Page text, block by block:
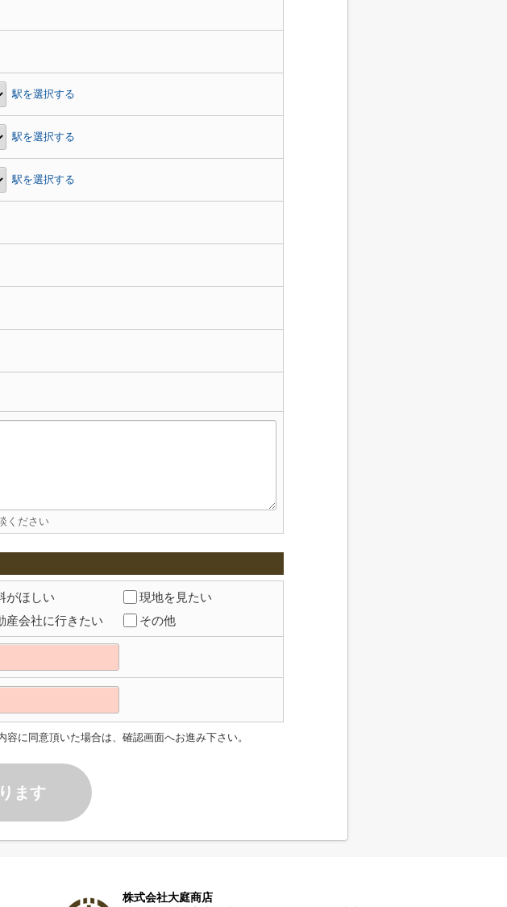
駅を選択する
駅を選択する
駅を選択する
ください
がほしい
現地を見たい
産会社に行きたい その他
容に同意頂いた場合は、確認画面へお進み下さい。
ます
株式会社大庭商店